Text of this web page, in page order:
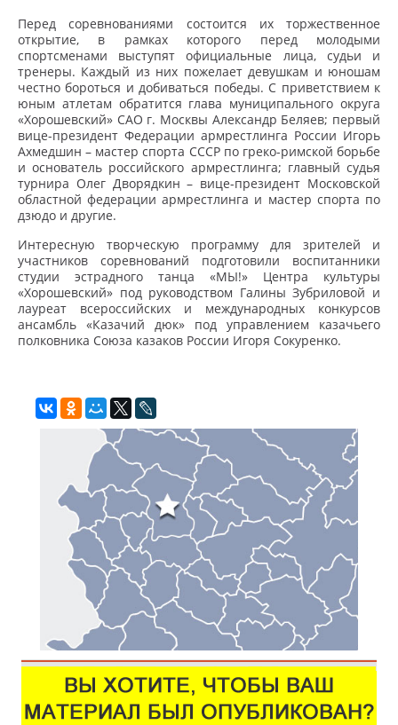
Перед соревнованиями состоится их торжественное
открытие, в рамках которого перед молодыми
спортсменами выступят официальные лица, судьи и
тренеры. Каждый из них пожелает девушкам и юношам
честно бороться и добиваться победы. С приветствием к
юным атлетам обратится глава муниципального округа
«Хорошевский» САО г. Москвы Александр Беляев; первый
вице-президент Федерации армрестлинга России Игорь
Ахмедшин – мастер спорта СССР по греко-римской борьбе
и основатель российского армрестлинга; главный судья
турнира Олег Дворядкин – вице-президент Московской
областной федерации армрестлинга и мастер спорта по
дзюдо и другие.
Интересную творческую программу для зрителей и
участников соревнований подготовили воспитанники
студии эстрадного танца «МЫ!» Центра культуры
«Хорошевский» под руководством Галины Зубриловой и
лауреат всероссийских и международных конкурсов
ансамбль «Казачий дюк» под управлением казачьего
полковника Союза казаков России Игоря Сокуренко.